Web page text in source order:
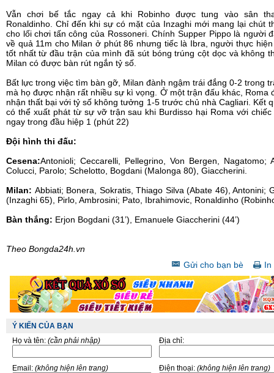
Vẫn chơi bế tắc ngay cả khi Robinho được tung vào sân
Ronaldinho. Chỉ đến khi sự có mặt của Inzaghi mới mang lại chút
cho lối chơi tấn công của Rossoneri. Chính Supper Pippo là người
về quả 11m cho Milan ở phút 86 nhưng tiếc là Ibra, người thực
tốt nhất từ đầu trận của mình đã sút bóng trúng cột dọc và không
Milan có được bàn rút ngắn tỷ số.
Bất lực trong việc tìm bàn gỡ, Milan đành ngậm trái đắng 0-2 trong
mà họ được nhận rất nhiều sự kì vọng. Ở một trận đấu khác, Roma
nhận thất bại với tỷ số không tưởng 1-5 trước chủ nhà Cagliari. Kết
có thể xuất phát từ sự vỡ trận sau khi Burdisso hại Roma với chiếc
ngay trong đầu hiệp 1 (phút 22)
Đội hình thi đấu:
Cesena:Antonioli; Ceccarelli, Pellegrino, Von Bergen, Nagatomo;
Colucci, Parolo; Schelotto, Bogdani (Malonga 80), Giaccherini.
Milan: Abbiati; Bonera, Sokratis, Thiago Silva (Abate 46), Antonini;
(Inzaghi 65), Pirlo, Ambrosini; Pato, Ibrahimovic, Ronaldinho
Bàn thắng: Erjon Bogdani (31’), Emanuele Giaccherini (44’)
Theo Bongda24h.vn
Gửi cho bạn bè
In
Ý KIẾN CỦA BẠN
Họ và tên: (cần phải nhập) Địa chỉ:
Email: (không hiện lên trang) Điện thoại: (không hiện lên trang)